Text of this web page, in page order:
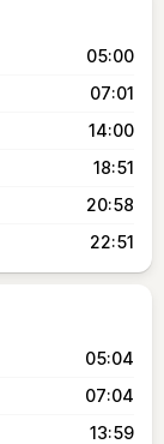
05:00
07:01
14:00
18:51
20:58
22:51
05:04
07:04
13:59